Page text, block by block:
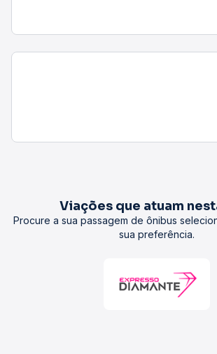
Viações que atuam
Procure a sua passagem de ônibus
sua preferência.